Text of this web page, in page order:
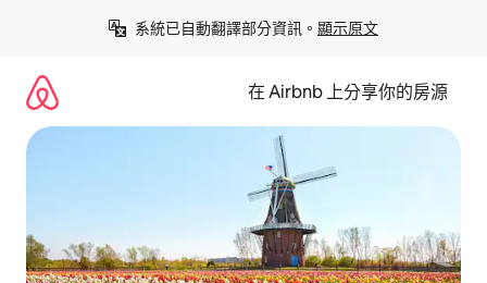
系統已自動翻譯部分資訊。 顯示原文
在 Airbnb 上分享你的房源